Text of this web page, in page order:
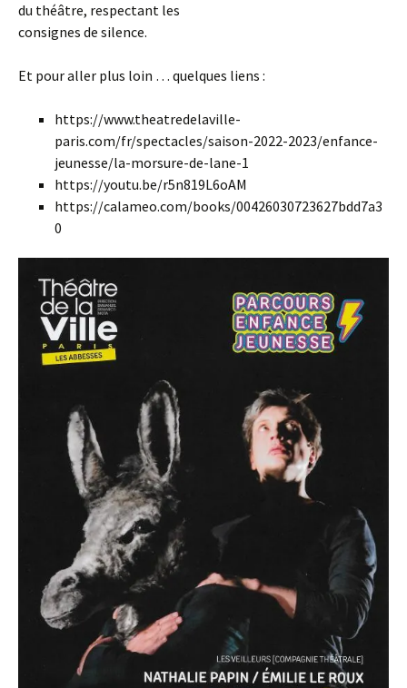
du théâtre, respectant les
consignes de silence.
Et pour aller plus loin … quelques liens :
https://www.theatredelaville-
paris.com/fr/spectacles/saison-2022-2023/enfance-
jeunesse/la-morsure-de-lane-1
https://youtu.be/r5n819L6oAM
https://calameo.com/books/00426030723627bdd7a3
0